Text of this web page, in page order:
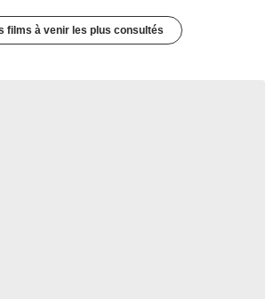
films à venir les plus consultés